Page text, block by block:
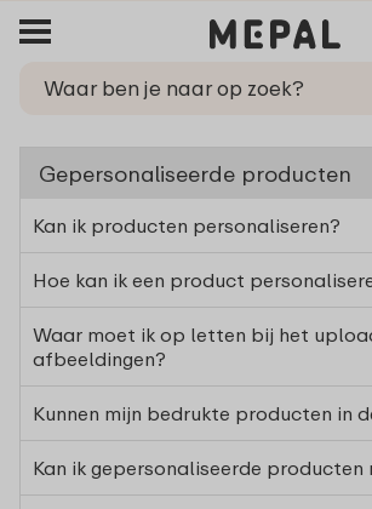
Gepersonaliseerde producten
Kan ik producten personaliseren?
Hoe kan ik een product
Waar moet ik op letten bij het
afbeeldingen?
Kunnen mijn bedrukte producten in
Kan ik gepersonaliseerde producten